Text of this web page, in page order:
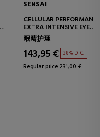
CELLULAR PERFORMANCE
EXTRA INTENSIVE EYE
INTENSIVE ANTI-AGING EYE
CONTOUR CREAM
眼睛护理
143,95 € 38% DTO.
Regular price 231,00 €